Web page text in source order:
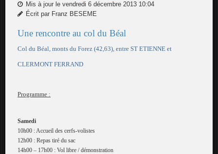
Mis à jour le vendredi 6 décembre 2013 10:04
Écrit par Franz BESEME
Une rencontre au col du Béal
Col du Béal, monts du Forez (42,63), entre ST ETIENNE et
CLERMONT FERRAND
Programme :
Samedi
10h00 : Accueil des cerfs-volistes
12h00 : Repas tiré du sac
14h00 – 17h00 : Vol libre / démonstration